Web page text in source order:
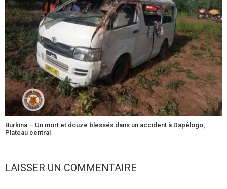
Burkina – Un mort et douze blessés dans un accident à Dapélogo,
Plateau central
LAISSER UN COMMENTAIRE